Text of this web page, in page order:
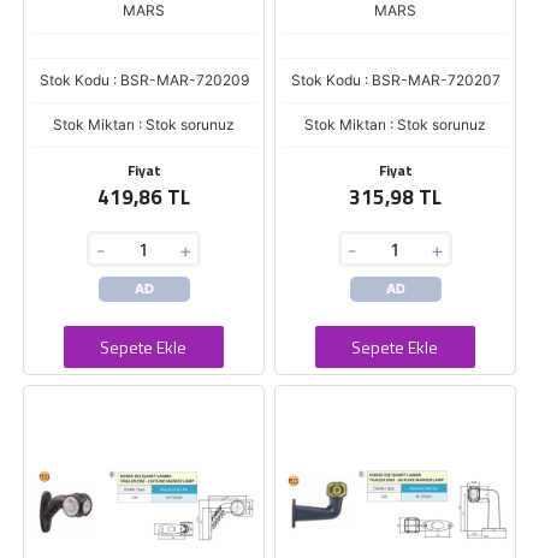
MARS
Stok Kodu : BSR-MAR-720209
Stok Miktarı : Stok sorunuz
Fiyat
419,86 TL
- +
AD
Sepete Ekle
MARS
Stok Kodu : BSR-MAR-720207
Stok Miktarı : Stok sorunuz
Fiyat
315,98 TL
- +
AD
Sepete Ekle